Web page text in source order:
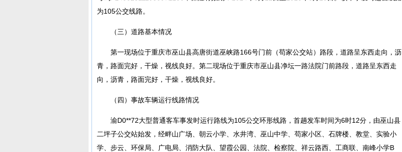
为105公交线路。
（三）道路基本情况
第一现场位于重庆市巫山县高唐街道巫峡路166号门前（苟家公交站）路段，道路呈东西走向，沥
青，路面完好，干燥，视线良好。第二现场位于重庆市巫山县净坛一路法院门前路段，道路呈东西走
向，沥青，路面完好，干燥，视线良好。
（四）事故车辆运行线路情况
渝D0**72大型普通客车事发时运行路线为105公交环形线路，首趟发车时间为6时12分，由巫山县
二坪子公交站始发，经畔山广场、朝云小学、水井湾、巫山中学、苟家小区、石牌楼、教堂、实验小
学、步云、环保局、广电局、消防大队、望霞公园、法院、检察院、祥云路西、工商联、南峰小学B